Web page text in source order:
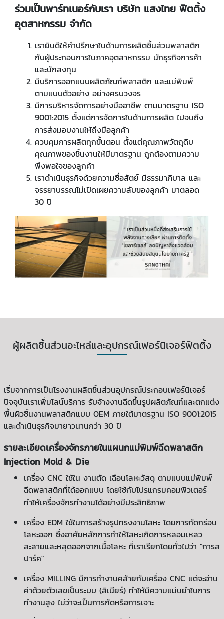
ร่วมเป็นพาร์ทเนอร์กับเรา บริษัท แสงไทย ฟิตติ้ง
อุตสาหกรรม จำกัด
เรายินดีให้คำปรึกษาในด้านการผลิตชิ้นส่วนพลาสติก
กับผู้ประกอบการในภาคอุตสาหกรรม นักธุรกิจการค้า
และนักลงทุน
มีบริการออกแบบผลิตภัณฑ์พลาสติก และแม่พิมพ์
ตามแบบตัวอย่าง อย่างครบวงจร
มีการบริหารจัดการอย่างมืออาชีพ ตามมาตรฐาน ISO
9001:2015 ตั้งแต่การจัดการในด้านการผลิต ไปจนถึง
การส่งมอบงานให้ถึงมือลูกค้า
ควบคุมการผลิตทุกขั้นตอน ตั้งแต่คุณภาพวัตถุดิบ
คุณภาพของชิ้นงานให้มีมาตรฐาน ถูกต้องตามความ
พึงพอใจของลูกค้า
เราดำเนินธุรกิจด้วยความซื่อสัตย์ มีธรรมาภิบาล และ
จรรยาบรรณไม่เปิดเผยความลับของลูกค้า มาตลอด
30 ปี
ผู้ผลิตชิ้นส่วนอะไหล่และอุปกรณ์เฟอร์นิเจอร์ฟิตติ้ง
เริ่มจากการเป็นโรงงานผลิตชิ้นส่วนอุปกรณ์ประกอบเฟอร์นิเจอร์
ปัจจุบันเราเพิ่มไลน์บริการ รับจ้างงานฉีดขึ้นรูปผลิตภัณฑ์และตกแต่ง
พื้นผิวชิ้นงานพลาสติกแบบ OEM ภายใต้มาตรฐาน ISO 9001:2015
และดำเนินธุรกิจมายาวนานกว่า 30 ปี
รายละเอียดเครื่องจักรภายในแผนกแม่พิมพ์ฉีดพลาสติก
Injection Mold & Die
เครื่อง CNC ใช้ใน งานตัด เฉือนโลหะวัสดุ ตามแบบแม่พิมพ์
ฉีดพลาสติกที่ได้ออกแบบ โดยใช้กับโปรแกรมคอมพิวเตอร์
ทำให้เครื่องจักรทำงานได้อย่างมีประสิทธิภาพ
เครื่อง EDM ใช้ในการสร้างรูปทรงงานโลหะ โดยการกัดกร่อน
โลหะออก ซึ่งอาศัยหลักการทำให้โลหะเกิดการหลอมเหลว
ละลายและหลุดออกจากเนื้อโลหะ ที่เราเรียกโดยทั่วไปว่า "การส
ปาร์ค"
เครื่อง MILLING มีการทำงานคล้ายกับเครื่อง CNC แต่จะอ่าน
ค่าด้วยตัวเลขเป็นระบบ (ลิเนียร์) ทำให้มีความแม่นยำในการ
ทำงานสูง ไม่ว่าจะเป็นการกัดหรือการเจาะ